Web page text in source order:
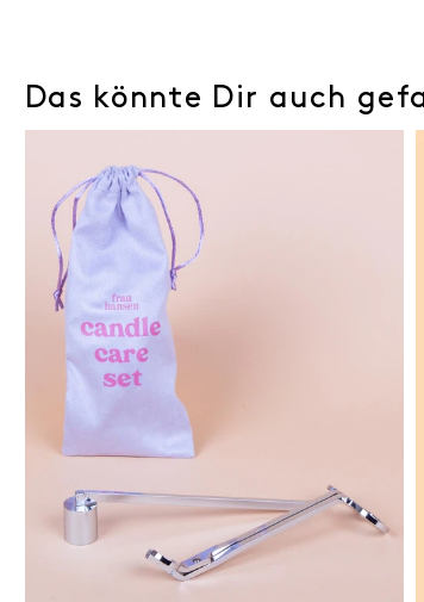
Das könnte Dir auch